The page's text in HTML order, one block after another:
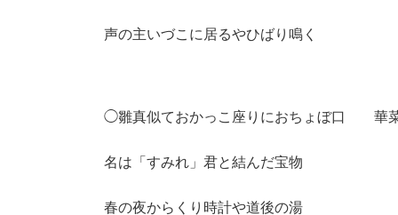
声の主いづこに居るやひばり鳴く
◯雛真似ておかっこ座りにおちょぼ口 華
名は「すみれ」君と結んだ宝物
春の夜からくり時計や道後の湯